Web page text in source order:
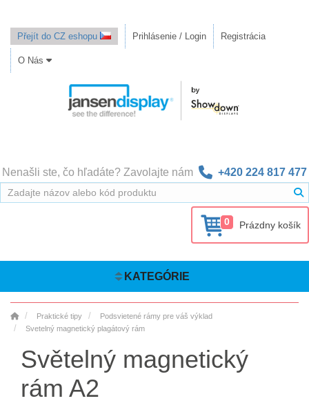
Přejít do CZ eshopu Prihlásenie / Login Registrácia
O Nás
Nenašli ste, čo hľadáte? Zavolajte nám +420 224 817 477
0 Prázdny košík
KATEGÓRIE
Praktické tipy
Podsvietené rámy pre váš výklad
Svetelný magnetický plagátový rám
Světelný magnetický
rám A2